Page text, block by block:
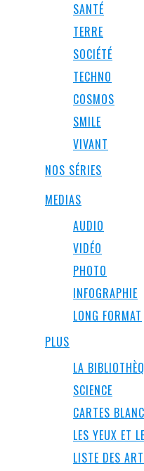
SANTÉ
TERRE
SOCIÉTÉ
TECHNO
COSMOS
SMILE
VIVANT
NOS SÉRIES
MEDIAS
AUDIO
VIDÉO
PHOTO
INFOGRAPHIE
LONG FORMAT
PLUS
LA
SCIENCE
CARTES
LES YEUX ET
LISTE DES